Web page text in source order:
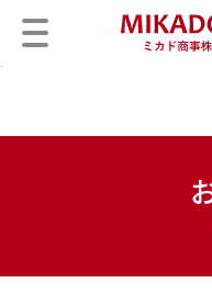
: Undefined
/home/al6/
content/themes/suw/
>